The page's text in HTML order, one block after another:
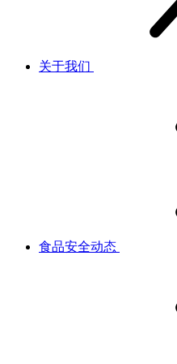
关于我们
食品安全动态